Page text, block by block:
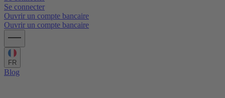
Se connecter
Ouvrir un compte bancaire
Ouvrir un compte bancaire
FR
Blog